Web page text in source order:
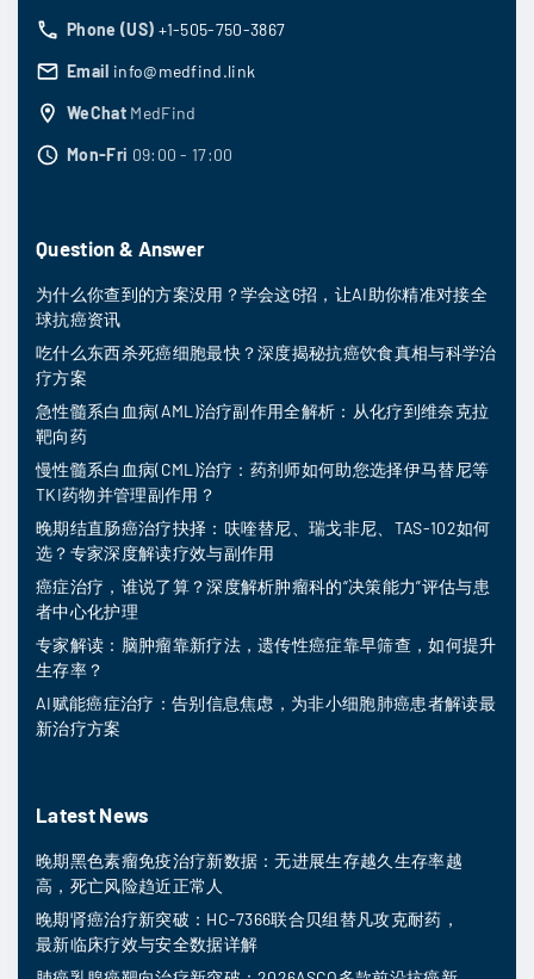
Phone (US) +1-505-750-3867
Email info@medfind.link
WeChat MedFind
Mon-Fri 09:00 - 17:00
Question & Answer
为什么你查到的方案没用？学会这6招，让AI助你精准对接全
球抗癌资讯
吃什么东西杀死癌细胞最快？深度揭秘抗癌饮食真相与科学治
疗方案
急性髓系白血病(AML)治疗副作用全解析：从化疗到维奈克拉
靶向药
慢性髓系白血病(CML)治疗：药剂师如何助您选择伊马替尼等
TKI药物并管理副作用？
晚期结直肠癌治疗抉择：呋喹替尼、瑞戈非尼、TAS-102如何
选？专家深度解读疗效与副作用
癌症治疗，谁说了算？深度解析肿瘤科的“决策能力”评估与患
者中心化护理
专家解读：脑肿瘤靠新疗法，遗传性癌症靠早筛查，如何提升
生存率？
AI赋能癌症治疗：告别信息焦虑，为非小细胞肺癌患者解读最
新治疗方案
Latest News
晚期黑色素瘤免疫治疗新数据：无进展生存越久生存率越
高，死亡风险趋近正常人
晚期肾癌治疗新突破：HC-7366联合贝组替凡攻克耐药，
最新临床疗效与安全数据详解